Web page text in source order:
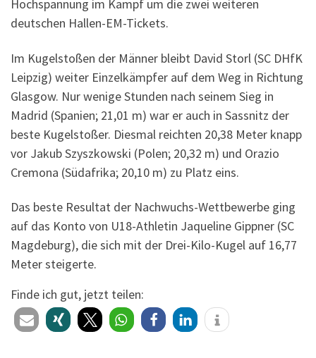
Hochspannung im Kampf um die zwei weiteren
deutschen Hallen-EM-Tickets.
Im Kugelstoßen der Männer bleibt David Storl (SC DHfK
Leipzig) weiter Einzelkämpfer auf dem Weg in Richtung
Glasgow. Nur wenige Stunden nach seinem Sieg in
Madrid (Spanien; 21,01 m) war er auch in Sassnitz der
beste Kugelstoßer. Diesmal reichten 20,38 Meter knapp
vor Jakub Szyszkowski (Polen; 20,32 m) und Orazio
Cremona (Südafrika; 20,10 m) zu Platz eins.
Das beste Resultat der Nachwuchs-Wettbewerbe ging
auf das Konto von U18-Athletin Jaqueline Gippner (SC
Magdeburg), die sich mit der Drei-Kilo-Kugel auf 16,77
Meter steigerte.
Finde ich gut, jetzt teilen: